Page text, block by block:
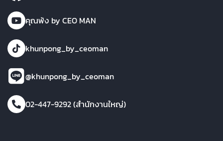
คุณพ้ง by CEO MAN
khunpong_by_ceoman
@khunpong_by_ceoman
02-447-9292 (สำนักงานใหญ่)